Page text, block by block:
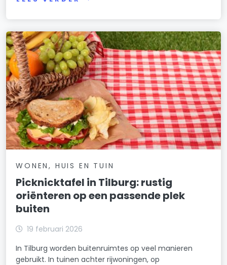
WONEN, HUIS EN TUIN
Picknicktafel in Tilburg: rustig
oriënteren op een passende plek
buiten
19 februari 2026
In Tilburg worden buitenruimtes op veel manieren
gebruikt. In tuinen achter rijwoningen, op